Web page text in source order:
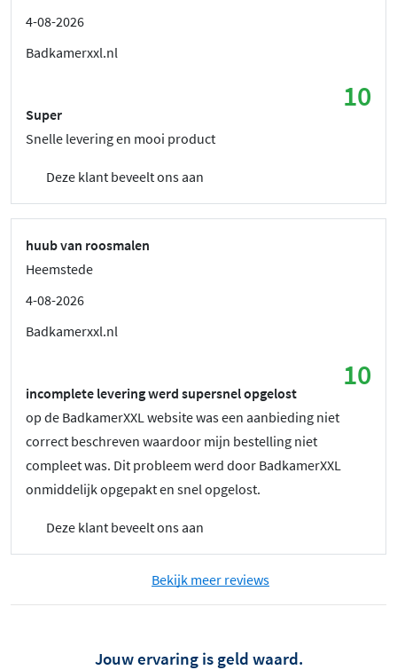
4-08-2026
Badkamerxxl.nl
10
Super
Snelle levering en mooi product
Deze klant beveelt ons aan
huub van roosmalen
Heemstede
4-08-2026
Badkamerxxl.nl
10
incomplete levering werd supersnel opgelost
op de BadkamerXXL website was een aanbieding niet
correct beschreven waardoor mijn bestelling niet
compleet was. Dit probleem werd door BadkamerXXL
onmiddelijk opgepakt en snel opgelost.
Deze klant beveelt ons aan
Bekijk meer reviews
Jouw ervaring is geld waard.